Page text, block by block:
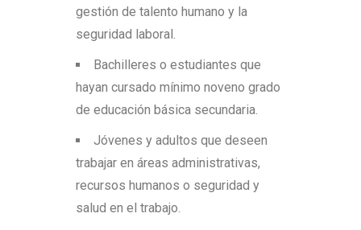
gestión de talento humano y la
seguridad laboral.
Bachilleres o estudiantes que
hayan cursado mínimo noveno grado
de educación básica secundaria.
Jóvenes y adultos que deseen
trabajar en áreas administrativas,
recursos humanos o seguridad y
salud en el trabajo.